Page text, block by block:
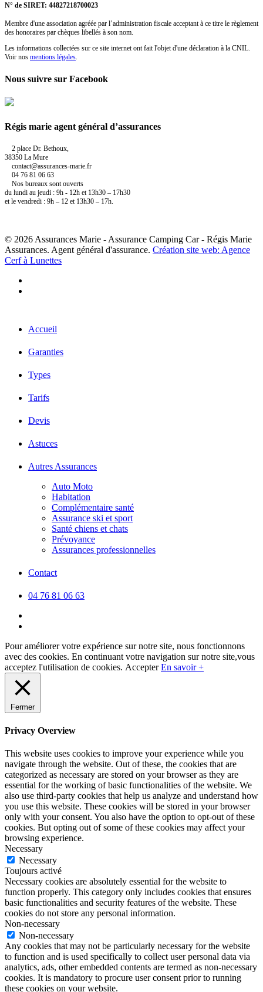
N° de SIRET: 44827218700023
Membre d'une association agréée par l’administration fiscale acceptant à ce titre le règlement
des honoraires par chèques libellés à son nom.
Les informations collectées sur ce site internet ont fait l'objet d'une déclaration à la CNIL.
Voir nos mentions légales.
Nous suivre sur Facebook
Régis marie agent général d’assurances
2 place Dr. Bethoux,
38350 La Mure
contact@assurances-marie.fr
04 76 81 06 63
Nos bureaux sont ouverts
du lundi au jeudi : 9h - 12h et 13h30 – 17h30
et le vendredi : 9h – 12 et 13h30 – 17h.
© 2026 Assurances Marie - Assurance Camping Car - Régis Marie
Assurances. Agent général d'assurance. Création site web: Agence
Cerf à Lunettes
Accueil
Garanties
Types
Tarifs
Devis
Astuces
Autres Assurances
Auto Moto
Habitation
Complémentaire santé
Assurance ski et sport
Santé chiens et chats
Prévoyance
Assurances professionnelles
Contact
04 76 81 06 63
Pour améliorer votre expérience sur notre site, nous fonctionnons
avec des cookies. En continuant votre navigation sur notre site,vous
acceptez l'utilisation de cookies. Accepter En savoir +
Fermer
Privacy Overview
This website uses cookies to improve your experience while you
navigate through the website. Out of these, the cookies that are
categorized as necessary are stored on your browser as they are
essential for the working of basic functionalities of the website. We
also use third-party cookies that help us analyze and understand how
you use this website. These cookies will be stored in your browser
only with your consent. You also have the option to opt-out of these
cookies. But opting out of some of these cookies may affect your
browsing experience.
Necessary
Necessary
Toujours activé
Necessary cookies are absolutely essential for the website to
function properly. This category only includes cookies that ensures
basic functionalities and security features of the website. These
cookies do not store any personal information.
Non-necessary
Non-necessary
Any cookies that may not be particularly necessary for the website
to function and is used specifically to collect user personal data via
analytics, ads, other embedded contents are termed as non-necessary
cookies. It is mandatory to procure user consent prior to running
these cookies on your website.